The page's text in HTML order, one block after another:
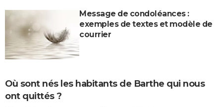
Message de condoléances :
exemples de textes et modèle de
courrier
Où sont nés les habitants de Barthe qui nous
ont quittés ?